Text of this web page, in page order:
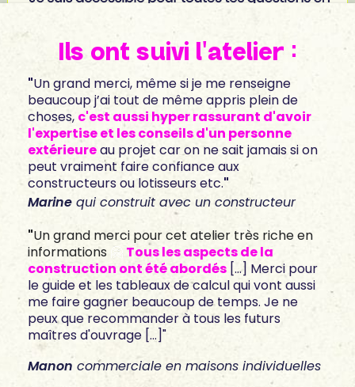
Ils ont suivi l'atelier :
"Un grand merci, même si je me renseigne
beaucoup j’ai tout de même appris plein de
choses, c'est aussi hyper rassurant d'avoir
l'expertise et les conseils d'un personne
extérieureau projet car on ne sait jamais si on
peut vraiment faire confiance aux
constructeurs ou lotisseurs etc."
Marine qui construit avec un constructeur
"Un grand merci pour cet atelier très riche en
informations 🤗 Tous les aspects de la
construction ont été abordés [...] Merci pour
le guide et les tableaux de calcul qui vont aussi
me faire gagner beaucoup de temps. Je ne
peux que recommander à tous les futurs
maîtres d'ouvrage [...]"
Manon commerciale en maisons individuelles